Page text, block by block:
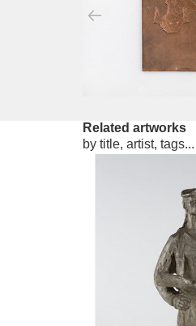
Related artworks
by title, artist, tags...